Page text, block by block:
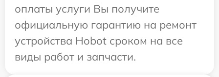
оплаты услуги Вы получите
официальную гарантию на ремонт
устройства Hobot сроком на все
виды работ и запчасти.